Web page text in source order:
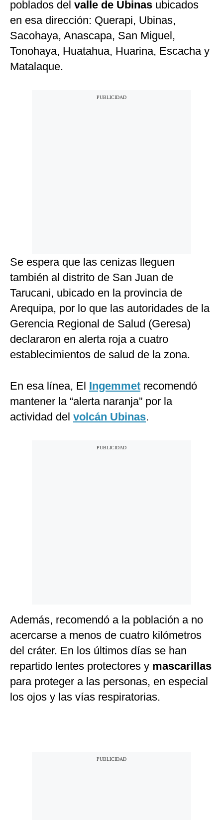
poblados del valle de Ubinas ubicados
en esa dirección: Querapi, Ubinas,
Sacohaya, Anascapa, San Miguel,
Tonohaya, Huatahua, Huarina, Escacha y
Matalaque.
Se espera que las cenizas lleguen
también al distrito de San Juan de
Tarucani, ubicado en la provincia de
Arequipa, por lo que las autoridades de la
Gerencia Regional de Salud (Geresa)
declararon en alerta roja a cuatro
establecimientos de salud de la zona.
En esa línea, El Ingemmet recomendó
mantener la “alerta naranja” por la
actividad del volcán Ubinas.
Además, recomendó a la población a no
acercarse a menos de cuatro kilómetros
del cráter. En los últimos días se han
repartido lentes protectores y mascarillas
para proteger a las personas, en especial
los ojos y las vías respiratorias.